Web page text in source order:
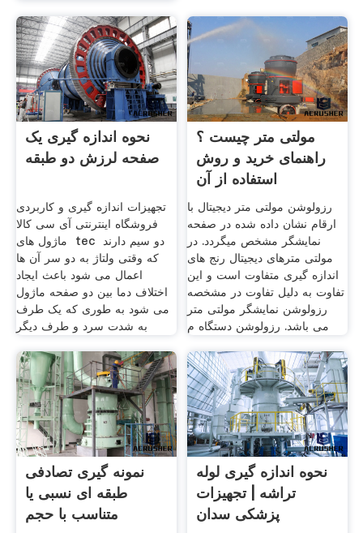
نحوه اندازه گیری یک
صفحه لرزش دو طبقه
‫تجهیزات اندازه گیری و کاربردی
فروشگاه اینترنتی آی سی کالا‬
ماژول های ‌ tec ‌ دو سیم دارند
که وقتی ولتاژ به دو سر آن ها
اعمال می شود باعث ایجاد
اختلاف دما بین دو صفحه ماژول
می شود به طوری که یک طرف
به شدت سرد و طرف دیگر
مولتی متر چیست ؟
راهنمای خرید و روش
استفاده از آن
رزولوشن مولتی متر دیجیتال با
ارقام نشان داده شده در صفحه
نمایشگر مشخص میگردد. در
مولتی مترهای دیجیتال رنج های
اندازه گیری متفاوت است و این
تفاوت به دلیل تفاوت در مشخصه
رزولوشن نمایشگر مولتی متر
می باشد. رزولوشن دستگاه م
نمونه گیری تصادفی
طبقه ای نسبی یا
متناسب با حجم
نحوه اندازه گیری لوله
تراشه | تجهیزات
پزشکی سدان